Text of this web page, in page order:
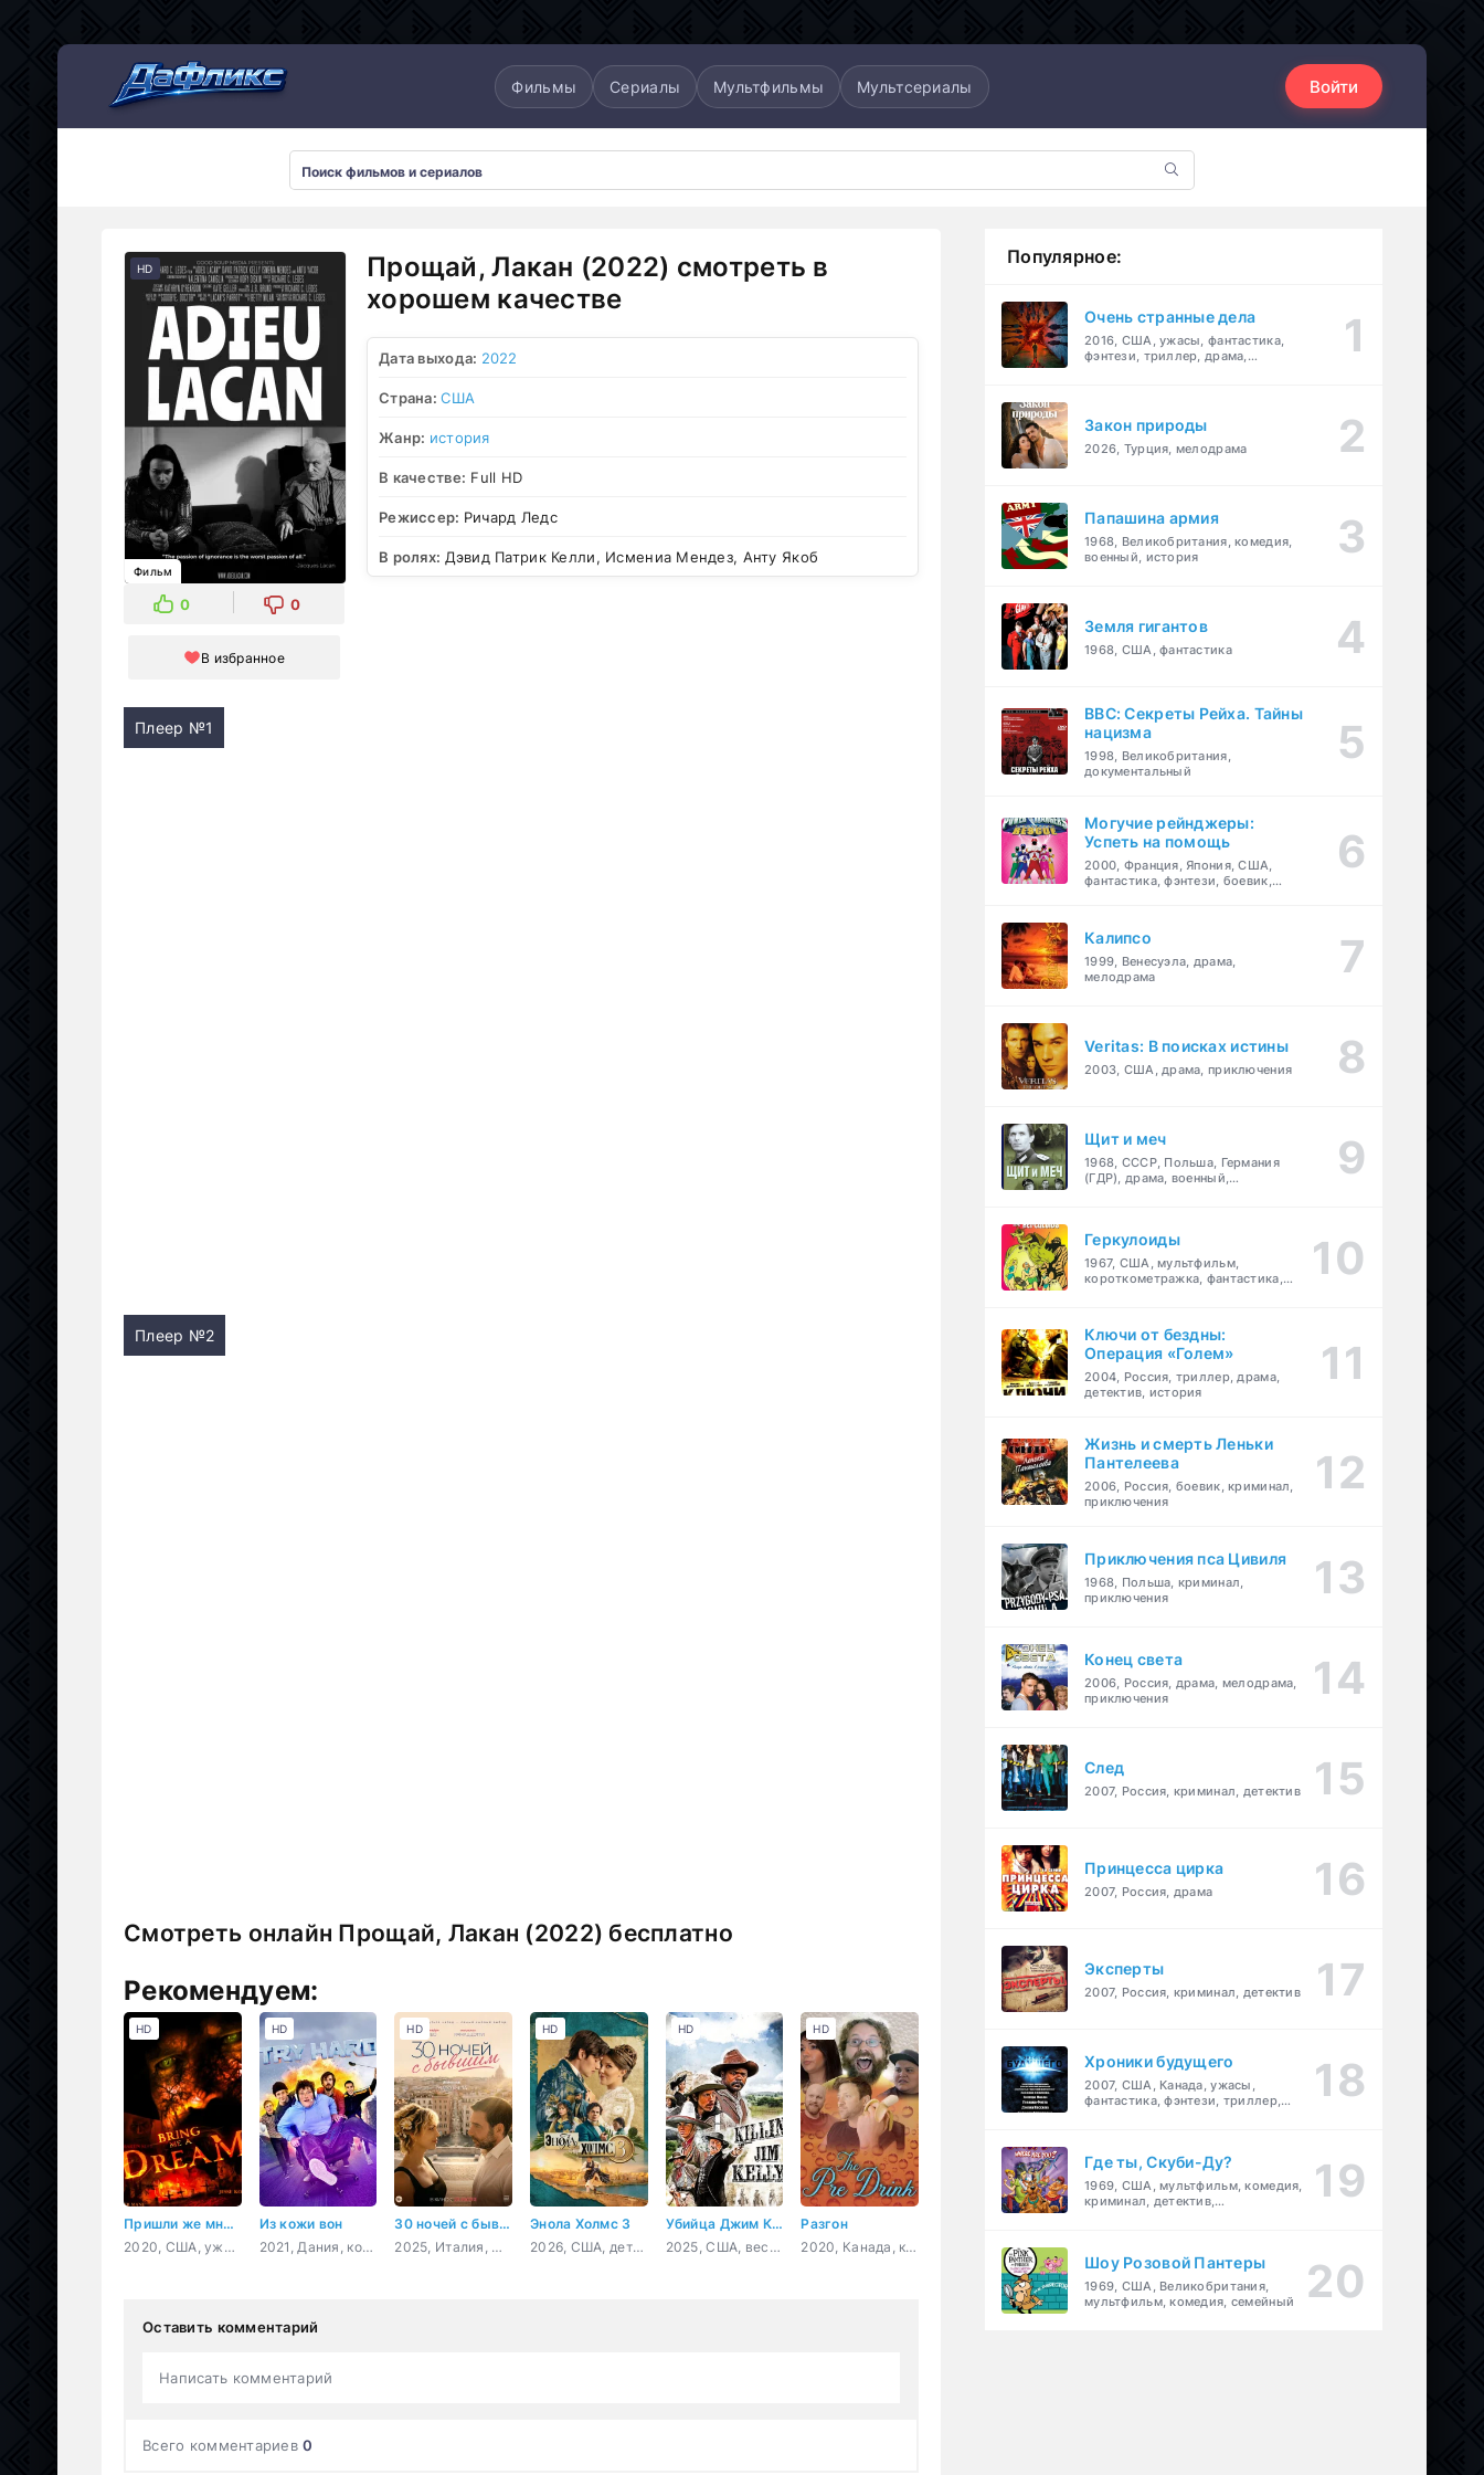
Фильмы Сериалы Мультфильмы Мультсериалы Войти
HD
Фильм
0 0
В избранное
Прощай, Лакан (2022) смотреть в
хорошем качестве
Дата выхода: 2022
Страна:США
Жанр: история
В качестве: Full HD
Режиссер: Ричард Ледс
В ролях: Дэвид Патрик Келли, Исмениа Мендез, Анту Якоб
Плеер №1
Плеер №2
Смотреть онлайн Прощай, Лакан (2022) бесплатно
Рекомендуем:
Пришли же мне сон
2020, США, ужасы
HD
Из кожи вон
2021, Дания, комедия
HD
30 ночей с бывшим
2025, Италия, мелодрама, комедия
HD
Энола Холмс 3
2026, США, детектив, криминал
HD
Убийца Джим Келли
2025, США, вестерн
HD
Разгон
2020, Канада, комедия
HD
Оставить комментарий
Написать комментарий
Всего комментариев0
Популярное:
Очень странные дела
2016, США, ужасы, фантастика,
фэнтези, триллер, драма,
Закон природы
2026, Турция, мелодрама
Папашина армия
1968, Великобритания, комедия,
военный, история
Земля гигантов
1968, США, фантастика
BBC: Секреты Рейха. Тайны
нацизма
1998, Великобритания,
документальный
Могучие рейнджеры:
Успеть на помощь
2000, Франция, Япония, США,
фантастика, фэнтези, боевик,
Калипсо
1999, Венесуэла, драма,
мелодрама
Veritas: В поисках истины
2003, США, драма, приключения
Щит и меч
1968, СССР, Польша, Германия
(ГДР), драма, военный,
Геркулоиды
1967, США, мультфильм,
короткометражка, фантастика,
Ключи от бездны:
Операция «Голем»
2004, Россия, триллер, драма,
детектив, история
Жизнь и смерть Леньки
Пантелеева
2006, Россия, боевик, криминал,
приключения
Приключения пса Цивиля
1968, Польша, криминал,
приключения
Конец света
2006, Россия, драма, мелодрама,
приключения
След
2007, Россия, криминал, детектив
Принцесса цирка
2007, Россия, драма
Эксперты
2007, Россия, криминал, детектив
Хроники будущего
2007, США, Канада, ужасы,
фантастика, фэнтези, триллер,
Где ты, Скуби-Ду?
1969, США, мультфильм, комедия,
криминал, детектив,
Шоу Розовой Пантеры
1969, США, Великобритания,
мультфильм, комедия, семейный
Мультсериалы